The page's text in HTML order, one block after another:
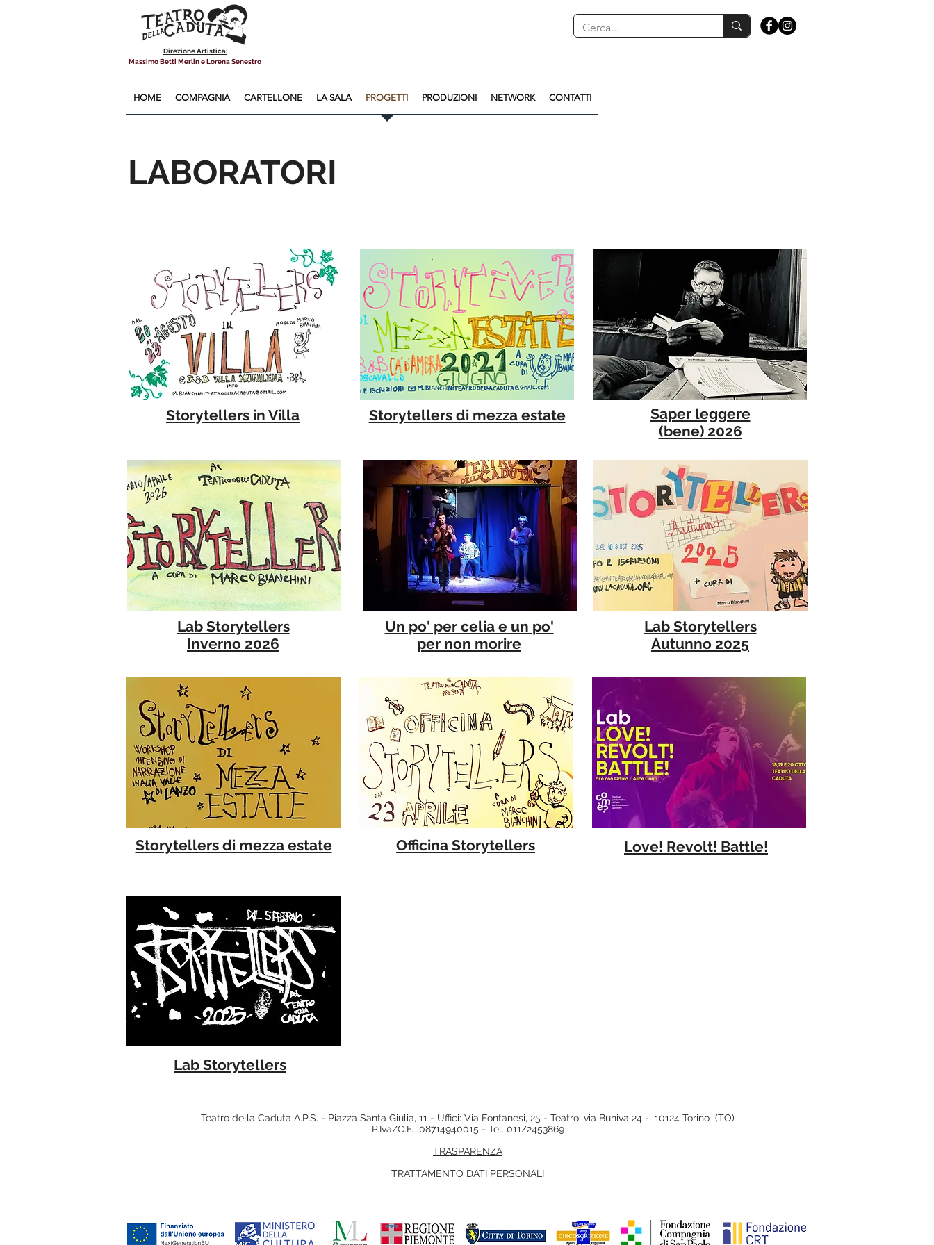
Direzione Artistica:
Massimo Betti Merlin e Lorena Senestro
HOME COMPAGNIA CARTELLONE LA SALA PROGETTI PRODUZIONI NETWORK CONTATTI
LABORATORI
Storytellers in Villa Storytellers di mezza estate
Saper leggere
(bene) 2026
Lab Storytellers
Inverno 2026
Storytellers di mezza estate
Un po' per celia e un po'
per non morire
Lab Storytellers
Autunno 2025
Officina Storytellers Love! Revolt! Battle!
Lab Storytellers
Teatro della Caduta A.P.S. - Piazza Santa Giulia, 11 - Uffici: Via Fontanesi, 25 - Teatro: via Buniva 24 - 10124 Torino (TO)
P.Iva/C.F. 08714940015 - Tel. 011/2453869
TRASPARENZA
TRATTAMENTO DATI PERSONALI